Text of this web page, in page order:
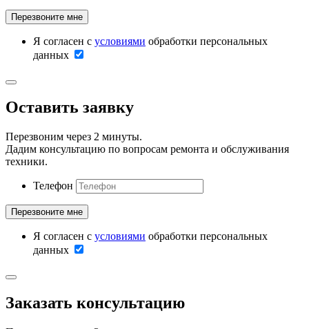
Я согласен с условиями обработки персональных
данных
Оставить заявку
Перезвоним через 2 минуты.
Дадим консультацию по вопросам ремонта и обслуживания
техники.
Телефон
Я согласен с условиями обработки персональных
данных
Заказать консультацию